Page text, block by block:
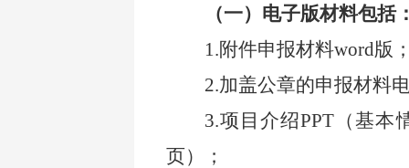
（一）电子版材料包括
1.附件申报材料word版
2.加盖公章的申报材料
3.项目介绍PPT（基本
页）；